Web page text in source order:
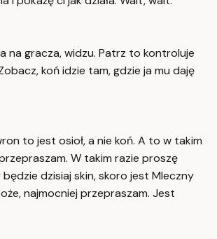
na gracza, widzu. Patrz to kontroluje
koń idzie tam, gdzie ja mu daję
to jest osioł, a nie koń. A to w takim
W takim razie proszę
dzisiaj skin, skoro jest Mleczny
najmocniej przepraszam. Jest